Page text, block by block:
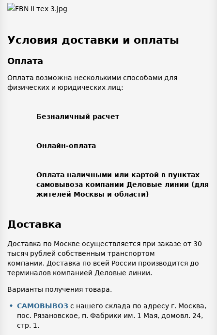
Условия доставки и оплаты
Оплата
Оплата возможна несколькими способами для
физических и юридических лиц:
Безналичный расчет
Онлайн-оплата
Оплата наличными или картой в пунктах
самовывоза компании Деловые линии (для
жителей Москвы и области)
Доставка
Доставка по Москве осуществляется при заказе от 30
тысяч рублей собственным транспортом
компании. Доставка по всей России производится до
терминалов компанией Деловые линии.
Варианты получения товара.
САМОВЫВОЗ с нашего склада по адресу г. Москва,
пос. Рязановское, п. Фабрики им. 1 Мая, домовл. 24,
стр. 1.